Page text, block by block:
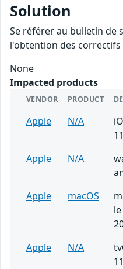
Solution
Se référer au bulletin de
l'obtention des
None
Impacted products
VENDOR PRODUCT
Apple N/A
Apple
N/A
Apple
macOS
Apple
N/A